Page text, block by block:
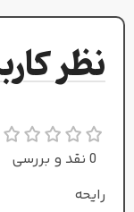
نظر
0 نقد و بررسی
رایحه